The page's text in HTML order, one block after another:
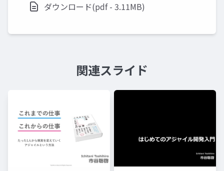
ダウンロード(pdf - 3.11MB)
関連スライド